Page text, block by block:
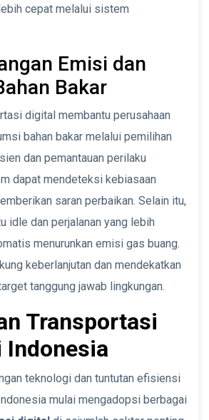
cepat melalui sistem
Emisi dan
Bakar
digital membantu perusahaan
bahan bakar melalui pemilihan
dan pemantauan perilaku
dapat mendeteksi kebiasaan
saran perbaikan. Selain itu,
idle dan perjalanan yang lebih
menurunkan emisi gas buang.
keberlanjutan dan mendekatkan
tanggung jawab lingkungan.
Transportasi
Indonesia
teknologi dan tuntutan efisiensi
mulai mengadopsi berbagai